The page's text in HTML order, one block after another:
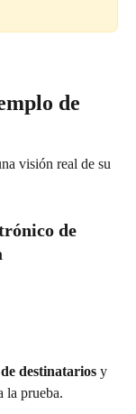
de
visión real de su
de
destinatarios y
la prueba.